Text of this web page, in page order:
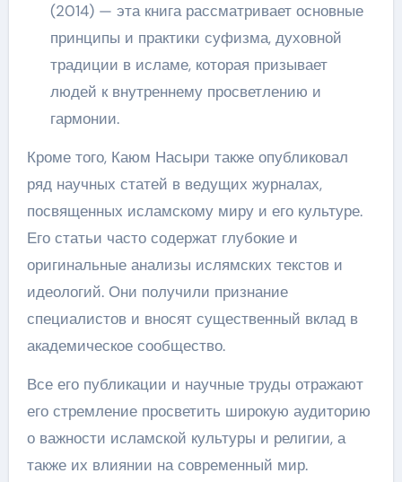
(2014) — эта книга рассматривает основные
принципы и практики суфизма, духовной
традиции в исламе, которая призывает
людей к внутреннему просветлению и
гармонии.
Кроме того, Каюм Насыри также опубликовал
ряд научных статей в ведущих журналах,
посвященных исламскому миру и его культуре.
Его статьи часто содержат глубокие и
оригинальные анализы ислямских текстов и
идеологий. Они получили признание
специалистов и вносят существенный вклад в
академическое сообщество.
Все его публикации и научные труды отражают
его стремление просветить широкую аудиторию
о важности исламской культуры и религии, а
также их влиянии на современный мир.